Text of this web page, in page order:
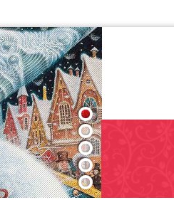
1
2
3
4
5